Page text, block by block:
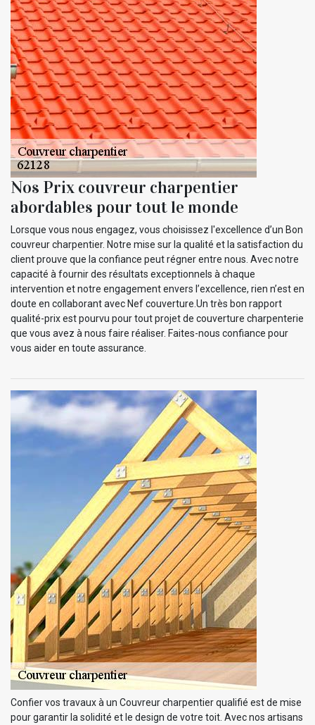
Nos Prix couvreur charpentier
abordables pour tout le monde
Lorsque vous nous engagez, vous choisissez l'excellence d’un Bon
couvreur charpentier. Notre mise sur la qualité et la satisfaction du
client prouve que la confiance peut régner entre nous. Avec notre
capacité à fournir des résultats exceptionnels à chaque
intervention et notre engagement envers l’excellence, rien n’est en
doute en collaborant avec Nef couverture.Un très bon rapport
qualité-prix est pourvu pour tout projet de couverture charpenterie
que vous avez à nous faire réaliser. Faites-nous confiance pour
vous aider en toute assurance.
Confier vos travaux à un Couvreur charpentier qualifié est de mise
pour garantir la solidité et le design de votre toit. Avec nos artisans